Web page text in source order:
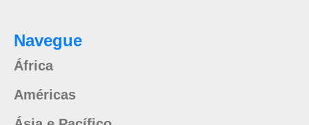
Navegue
África
Américas